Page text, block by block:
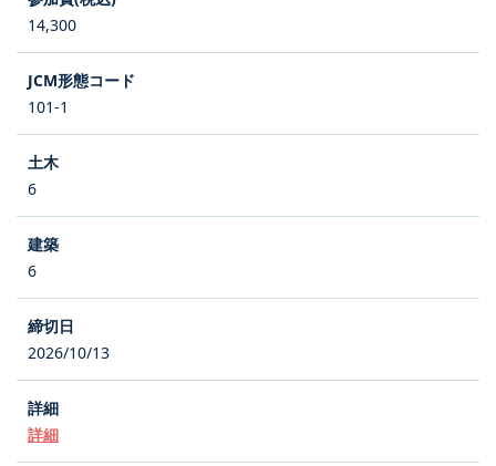
14,300
101-1
6
6
2026/10/13
詳細